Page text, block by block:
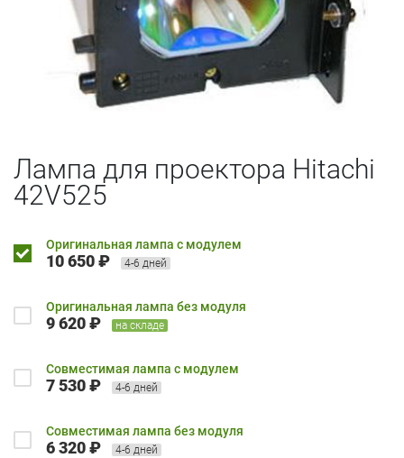
Лампа для проектора Hitachi
42V525
Оригинальная лампа с модулем
10 650 ₽ 4-6 дней
Оригинальная лампа без модуля
9 620 ₽ на складе
Совместимая лампа с модулем
7 530 ₽ 4-6 дней
Совместимая лампа без модуля
6 320 ₽ 4-6 дней